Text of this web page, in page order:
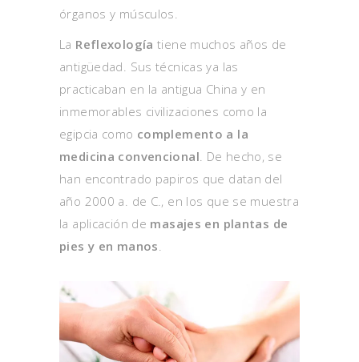
órganos y músculos.
La Reflexología tiene muchos años de
antigüedad. Sus técnicas ya las
practicaban en la antigua China y en
inmemorables civilizaciones como la
egipcia como complemento a la
medicina convencional . De hecho, se
han encontrado papiros que datan del
año 2000 a. de C., en los que se muestra
la aplicación de masajes en plantas de
pies y en manos